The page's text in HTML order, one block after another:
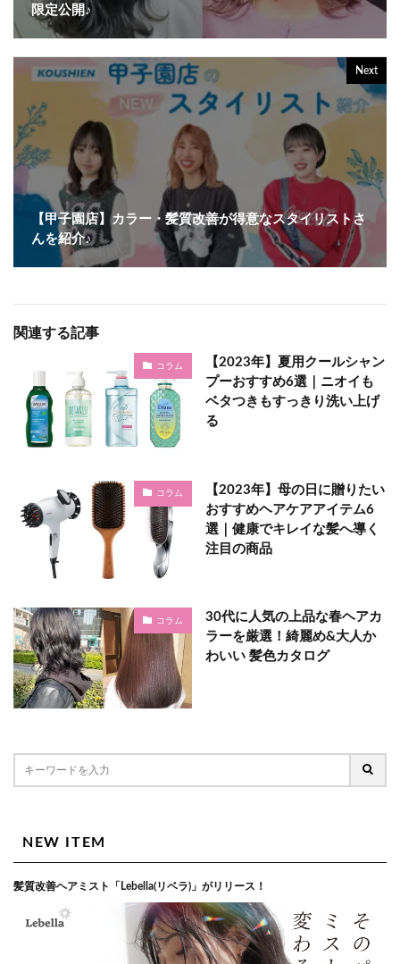
限定公開♪
Next
【甲子園店】カラー・髪質改善が得意なスタイリストさ
んを紹介♪
関連する記事
コラム
【2023年】夏用クールシャン
プーおすすめ6選｜ニオイも
ベタつきもすっきり洗い上げ
る
コラム
【2023年】母の日に贈りたい
おすすめヘアケアアイテム6
選｜健康でキレイな髪へ導く
注目の商品
コラム
30代に人気の上品な春ヘアカ
ラーを厳選！綺麗め&大人か
わいい 髪色カタログ
NEW ITEM
髪質改善ヘアミスト「Lebella(リベラ)」がリリース！